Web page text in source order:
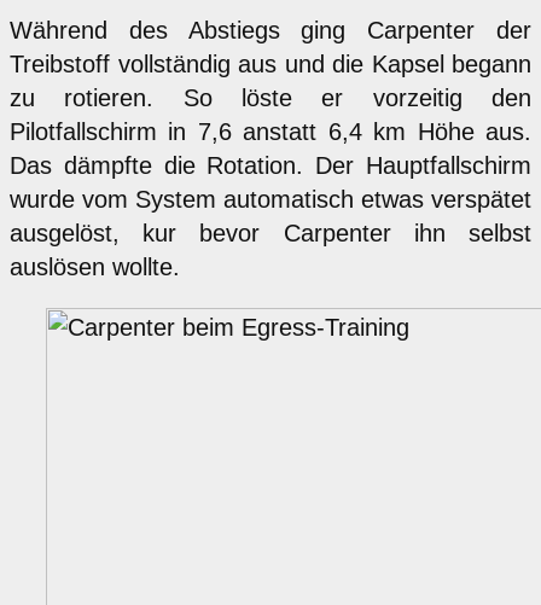
Während des Abstiegs ging Carpenter der
Treibstoff vollständig aus und die Kapsel begann
zu rotieren. So löste er vorzeitig den
Pilotfallschirm in 7,6 anstatt 6,4 km Höhe aus.
Das dämpfte die Rotation. Der Hauptfallschirm
wurde vom System automatisch etwas verspätet
ausgelöst, kur bevor Carpenter ihn selbst
auslösen wollte.